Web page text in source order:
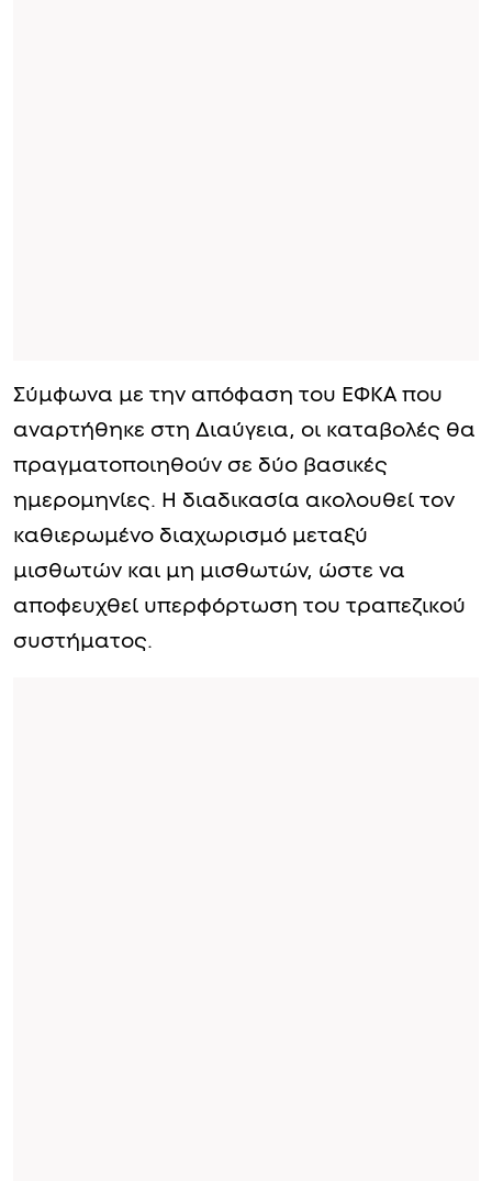
Σύμφωνα με την απόφαση του ΕΦΚΑ που
αναρτήθηκε στη Διαύγεια, οι καταβολές θα
πραγματοποιηθούν σε δύο βασικές
ημερομηνίες. Η διαδικασία ακολουθεί τον
καθιερωμένο διαχωρισμό μεταξύ
μισθωτών και μη μισθωτών, ώστε να
αποφευχθεί υπερφόρτωση του τραπεζικού
συστήματος.